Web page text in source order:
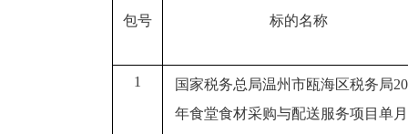
包号 标的名称
1
国家税务总局温州市瓯海区税务局
年食堂食材采购与配送服务项目单